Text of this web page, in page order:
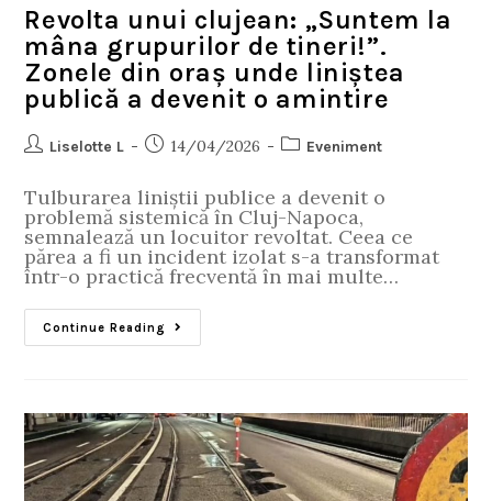
Revolta unui clujean: „Suntem la
mâna grupurilor de tineri!”.
Zonele din oraș unde liniștea
publică a devenit o amintire
Liselotte L 14/04/2026 Eveniment
Tulburarea liniștii publice a devenit o
problemă sistemică în Cluj-Napoca,
semnalează un locuitor revoltat. Ceea ce
părea a fi un incident izolat s-a transformat
într-o practică frecventă în mai multe…
Continue Reading